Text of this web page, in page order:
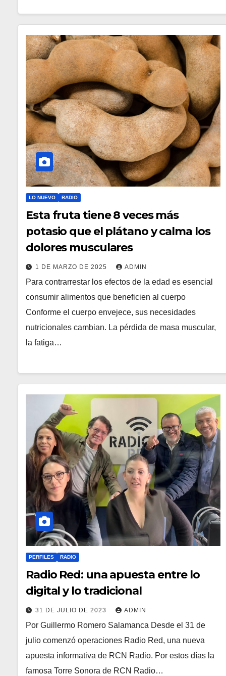
LO NUEVO RADIO
Esta fruta tiene 8 veces más
potasio que el plátano y calma los
dolores musculares
1 DE MARZO DE 2025 ADMIN
Para contrarrestar los efectos de la edad es esencial
consumir alimentos que beneficien al cuerpo
Conforme el cuerpo envejece, sus necesidades
nutricionales cambian. La pérdida de masa muscular,
la fatiga…
PERFILES RADIO
Radio Red: una apuesta entre lo
digital y lo tradicional
31 DE JULIO DE 2023 ADMIN
Por Guillermo Romero Salamanca Desde el 31 de
julio comenzó operaciones Radio Red, una nueva
apuesta informativa de RCN Radio. Por estos días la
famosa Torre Sonora de RCN Radio…